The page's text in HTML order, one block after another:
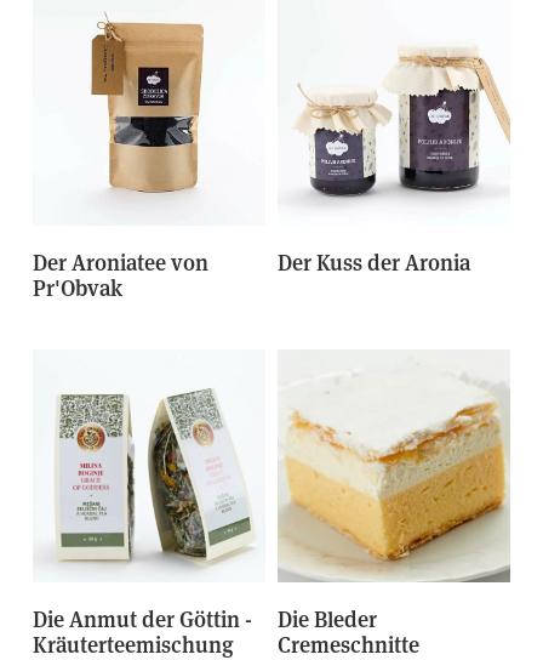
Der Aroniatee von
Pr'Obvak
Der Kuss der Aronia
Die Anmut der Göttin -
Kräuterteemischung
Die Bleder
Cremeschnitte